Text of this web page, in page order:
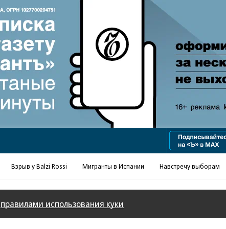
Реклама в «Ъ» www.kommersant.ru/ad
Взрыв у Balzi Rossi Мигранты в Испании Навстречу выборам
правилами использования куки